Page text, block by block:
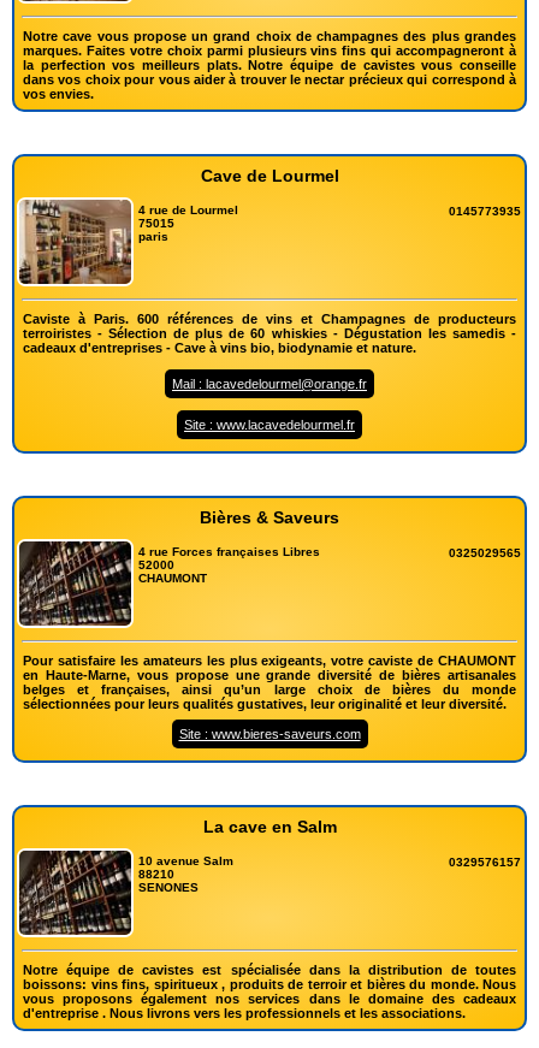
Notre cave vous propose un grand choix de champagnes des plus grandes
marques. Faites votre choix parmi plusieurs vins fins qui accompagneront à
la perfection vos meilleurs plats. Notre équipe de cavistes vous conseille
dans vos choix pour vous aider à trouver le nectar précieux qui correspond à
vos envies.
Cave de Lourmel
4 rue de Lourmel
75015
paris
0145773935
Caviste à Paris. 600 références de vins et Champagnes de producteurs
terroiristes - Sélection de plus de 60 whiskies - Dégustation les samedis -
cadeaux d'entreprises - Cave à vins bio, biodynamie et nature.
Mail : lacavedelourmel@orange.fr
Site : www.lacavedelourmel.fr
Bières & Saveurs
4 rue Forces françaises Libres
52000
CHAUMONT
0325029565
Pour satisfaire les amateurs les plus exigeants, votre caviste de CHAUMONT
en Haute-Marne, vous propose une grande diversité de bières artisanales
belges et françaises, ainsi qu’un large choix de bières du monde
sélectionnées pour leurs qualités gustatives, leur originalité et leur diversité.
Site : www.bieres-saveurs.com
La cave en Salm
10 avenue Salm
88210
SENONES
0329576157
Notre équipe de cavistes est spécialisée dans la distribution de toutes
boissons: vins fins, spiritueux , produits de terroir et bières du monde. Nous
vous proposons également nos services dans le domaine des cadeaux
d'entreprise . Nous livrons vers les professionnels et les associations.